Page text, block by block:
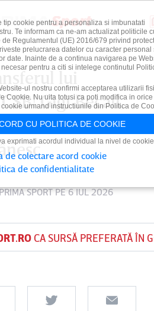
lui
Gigi Becali,
în
SPORTPE 6 IUL 2026
CA SURSĂ PREFERATĂ ÎN
tip cookie pentru a personaliza si imbunatati
Te informam ca ne-am actualizat politicile
Regulamentul (UE) 2016/679 privind
prelucrarea datelor cu caracter personal
date. Inainte de a continua navigarea pe
pentru a citi si intelege continutul
ul nostru confirmi acceptarea utilizarii
Cookie. Nu uita totusi ca poti modifica in orice
urmand instructiunile din Politica de
CU POLITICA DE COOKIE
exprimati acordul individual la nivel de
de colectare acord cookie
de confidentialitate